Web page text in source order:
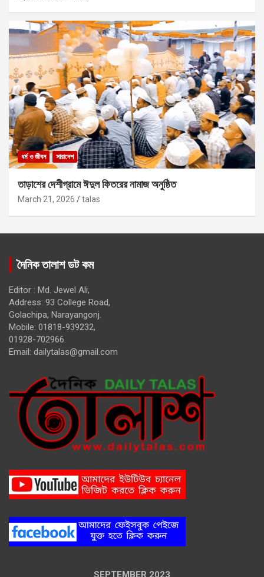
ধর্ম ও জীবন সারাদেশ
তাড়াশের দেশীগ্রামে ঈদুল ফিতরের নামাজ অনুষ্ঠিত
March 21, 2026 talas
দৈনিক তালাশ ডট কম
Editor : Md. Jewel Ali,
Address: 93 College Road,
Golachipa, Narayangonj.
Mobile: 01818-939232,
01928-702966.
Email: dailytalas@gmail.com
SEPTEMBER 2023